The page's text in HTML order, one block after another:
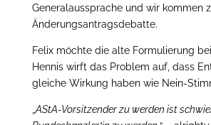
Generalaussprache und wir kommen
Änderungsantragsdebatte.
Felix möchte die alte Formulierung
Hennis wirft das Problem auf, dass
gleiche Wirkung haben wie Nein-
„AStA-Vorsitzender zu werden ist